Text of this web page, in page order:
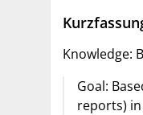
Knowledge:
Goal:
reports)